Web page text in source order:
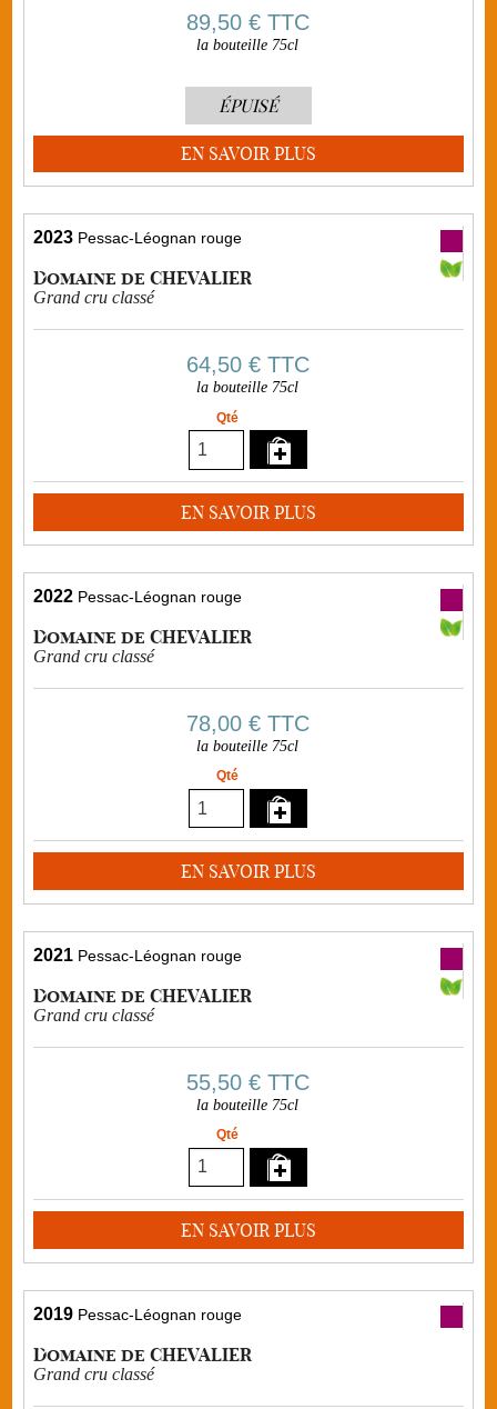
89,50 €TTC
la bouteille 75cl
ÉPUISÉ
EN SAVOIR PLUS
2023 Pessac-Léognan rouge
Domaine de CHEVALIER
Grand cru classé
64,50 €TTC
la bouteille 75cl
Qté
EN SAVOIR PLUS
2022 Pessac-Léognan rouge
Domaine de CHEVALIER
Grand cru classé
78,00 €TTC
la bouteille 75cl
Qté
EN SAVOIR PLUS
2021 Pessac-Léognan rouge
Domaine de CHEVALIER
Grand cru classé
55,50 €TTC
la bouteille 75cl
Qté
EN SAVOIR PLUS
2019 Pessac-Léognan rouge
Domaine de CHEVALIER
Grand cru classé